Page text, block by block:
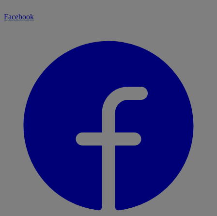
Facebook